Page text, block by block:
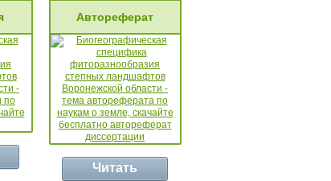
Автореферат
Читать